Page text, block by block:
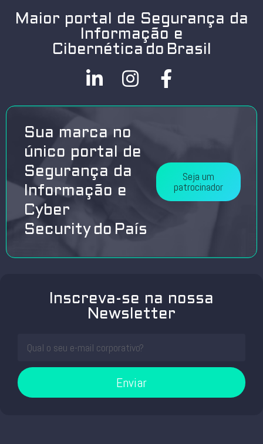
Maior portal de Segurança da
Informação e
Cibernética do Brasil
Sua marca no
único portal de
Segurança da
Informação e
Cyber
Security do País
Seja um
patrocinador
Inscreva-se na nossa
Newsletter
Enviar